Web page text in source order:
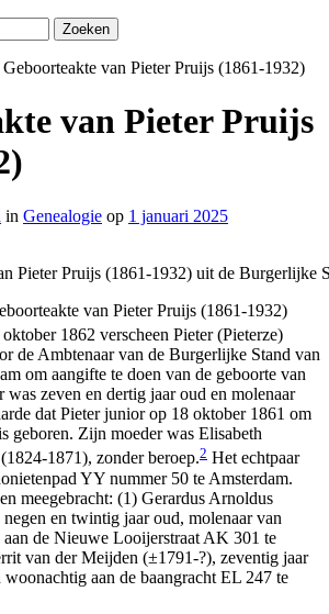
Zoeken
Geboorteakte van Pieter Pruijs (1861-1932)
van Pieter Pruijs
in Genealogie op 1 januari 2025
Pieter Pruijs (1861-1932) uit de Burgerlijke
van Pieter Pruijs (1861-1932)
1862 verscheen Pieter (Pieterze)
de Ambtenaar van de Burgerlijke Stand van
om aangifte te doen van de geboorte van
was zeven en dertig jaar oud en molenaar
dat Pieter junior op 18 oktober 1861 om
geboren. Zijn moeder was Elisabeth
1871), zonder beroep.2 Het echtpaar
YY nummer 50 te Amsterdam.
meegebracht: (1) Gerardus Arnoldus
en twintig jaar oud, molenaar van
de Nieuwe Looijerstraat AK 301 te
van der Meijden (±1791-?), zeventig jaar
aan de baangracht EL 247 te